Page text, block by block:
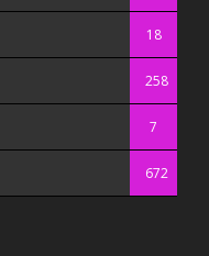
18
258
7
672